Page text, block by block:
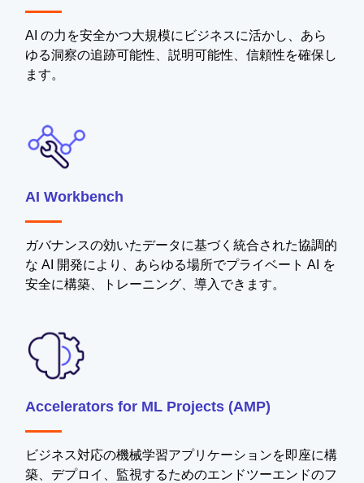
AI の力を安全かつ大規模にビジネスに活かし、あら
ゆる洞察の追跡可能性、説明可能性、信頼性を確保し
ます。
AI Workbench
ガバナンスの効いたデータに基づく統合された協調的
な AI 開発により、あらゆる場所でプライベート AI を
安全に構築、トレーニング、導入できます。
Accelerators for ML Projects (AMP)
ビジネス対応の機械学習アプリケーションを即座に構
築、デプロイ、監視するためのエンドツーエンドのフ